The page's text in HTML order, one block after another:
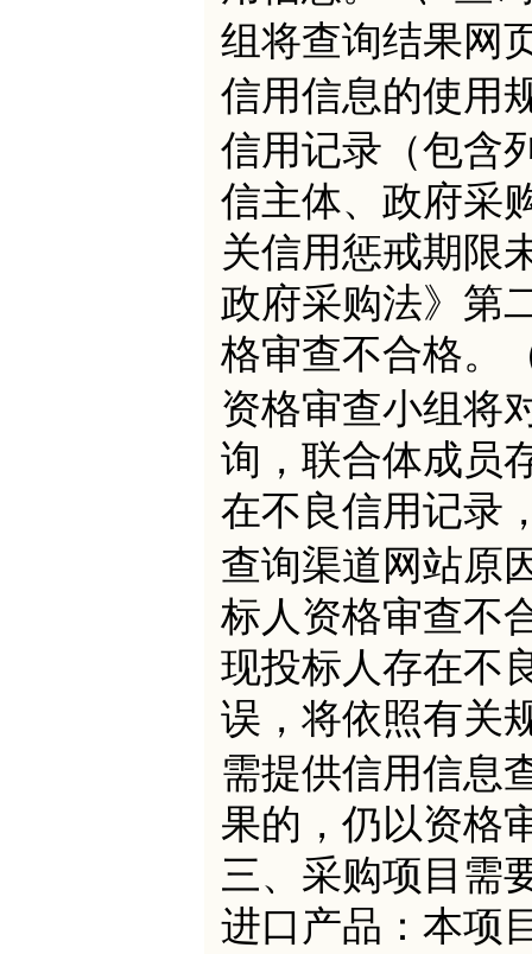
组将查询结果网
信用信息的使用
信用记录（包含
信主体、政府采
关信用惩戒期限
政府采购法》第
格审查不合格。
资格审查小组将
询，联合体成员
在不良信用记录
查询渠道网站原
标人资格审查不
现投标人存在不
误，将依照有关
需提供信用信息
果的，仍以资格
三、采购项目需
进口产品：本项